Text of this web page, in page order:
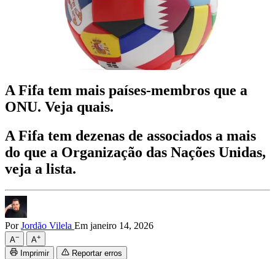
A Fifa tem mais países-membros que a
ONU. Veja quais.
A Fifa tem dezenas de associados a mais
do que a Organização das Nações Unidas,
veja a lista.
PorJordão Vilela Em janeiro 14, 2026
A− A+
Imprimir Reportar erros